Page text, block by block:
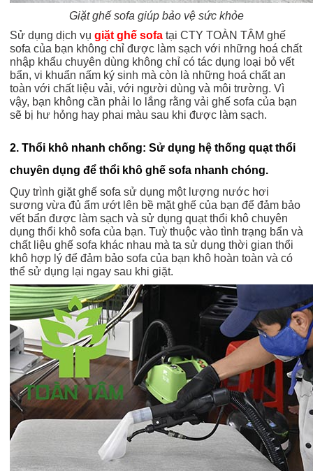
Giặt ghế sofa giúp bảo vệ sức khỏe
Sử dụng dịch vụ giặt ghế sofa tại CTY TOÀN TÂM ghế
sofa của bạn không chỉ được làm sạch với những hoá chất
nhập khẩu chuyên dùng không chỉ có tác dụng loại bỏ vết
bẩn, vi khuẩn nấm ký sinh mà còn là những hoá chất an
toàn với chất liệu vải, với người dùng và môi trường. Vì
vậy, bạn không cần phải lo lắng rằng vải ghế sofa của bạn
sẽ bị hư hỏng hay phai màu sau khi được làm sạch.
2. Thổi khô nhanh chống: Sử dụng hệ thống quạt thổi
chuyên dụng để thổi khô ghế sofa nhanh chóng.
Quy trình giặt ghế sofa sử dụng một lượng nước hơi
sương vừa đủ ẩm ướt lên bề mặt ghế của bạn để đảm bảo
vết bẩn được làm sạch và sử dụng quạt thổi khô chuyên
dụng thổi khô sofa của bạn. Tuỳ thuộc vào tình trạng bẩn và
chất liệu ghế sofa khác nhau mà ta sử dụng thời gian thổi
khô hợp lý để đảm bảo sofa của bạn khô hoàn toàn và có
thể sử dụng lại ngay sau khi giặt.